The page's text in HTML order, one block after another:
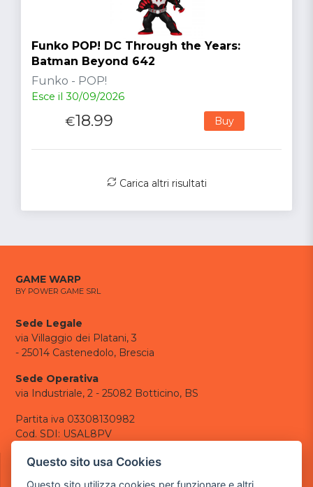
Funko POP! DC Through the Years:
Batman Beyond 642
Funko - POP!
Esce il 30/09/2026
€18.99 Buy
Carica altri risultati
GAME WARP
BY POWER GAME SRL
Sede Legale
via Villaggio dei Platani, 3
- 25014 Castenedolo, Brescia
Sede Operativa
via Industriale, 2 - 25082 Botticino, BS
Partita iva 03308130982
Cod. SDI: USAL8PV
CONTATTI
Questo sito usa Cookies
Questo sito utilizza cookies per funzionare e altri